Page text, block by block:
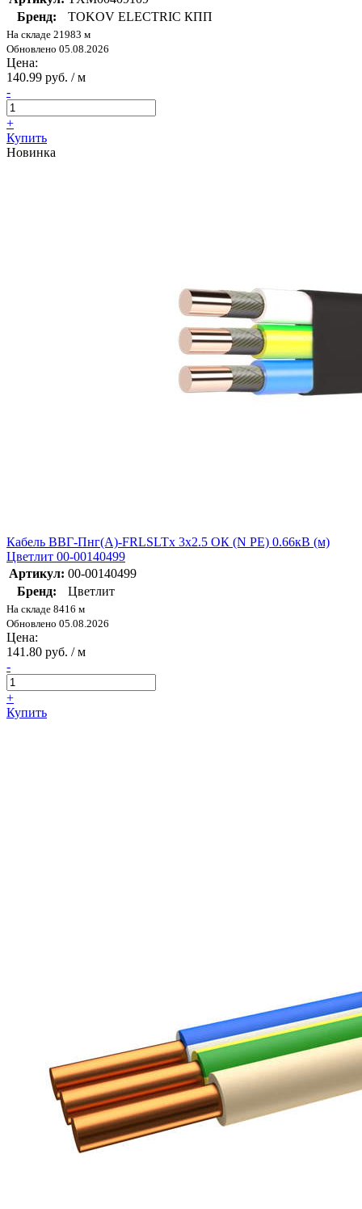
Бренд:
TOKOV ELECTRIC КПП
На складе 21983 м
Обновлено 05.08.2026
Цена:
140.99 руб. / м
-
+
Купить
Новинка
Кабель ВВГ-Пнг(А)-FRLSLTx 3х2.5 ОК (N PE) 0.66кВ (м)
Цветлит 00-00140499
Артикул: 00-00140499
Бренд:
Цветлит
На складе 8416 м
Обновлено 05.08.2026
Цена:
141.80 руб. / м
-
+
Купить